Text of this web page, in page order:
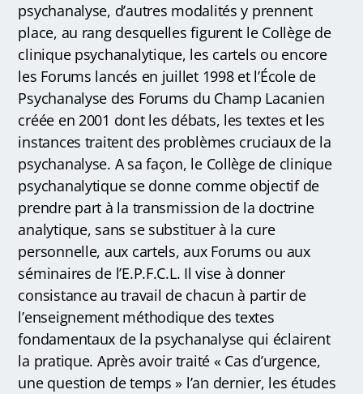
psychanalyse, d’autres modalités y prennent
place, au rang desquelles figurent le Collège de
clinique psychanalytique, les cartels ou encore
les Forums lancés en juillet 1998 et l’École de
Psychanalyse des Forums du Champ Lacanien
créée en 2001 dont les débats, les textes et les
instances traitent des problèmes cruciaux de la
psychanalyse. A sa façon, le Collège de clinique
psychanalytique se donne comme objectif de
prendre part à la transmission de la doctrine
analytique, sans se substituer à la cure
personnelle, aux cartels, aux Forums ou aux
séminaires de l’E.P.F.C.L. Il vise à donner
consistance au travail de chacun à partir de
l’enseignement méthodique des textes
fondamentaux de la psychanalyse qui éclairent
la pratique. Après avoir traité « Cas d’urgence,
une question de temps » l’an dernier, les études